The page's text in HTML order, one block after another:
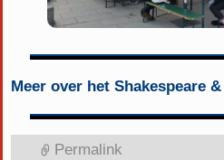
Meer over het Shakespeare
Permalink